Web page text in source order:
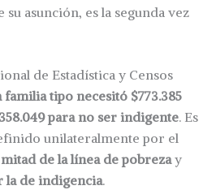
asunción, es la segunda vez
de Estadística y Censos
familia tipo necesitó $773.385
para no ser indigente. Es
unilateralmente por el
de la línea de pobrezay
la de indigencia.